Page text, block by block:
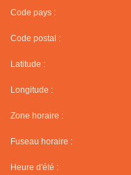
Code pays :
Code postal :
Latitude :
Longitude :
Zone horaire :
Fuseau horaire :
Heure d'été :